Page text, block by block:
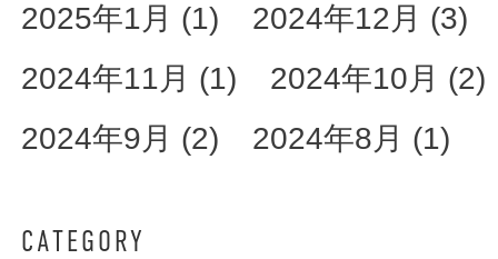
2025年1月 (1)
2024年12月 (3)
2024年11月 (1)
2024年10月 (2)
2024年9月 (2)
2024年8月 (1)
CATEGORY